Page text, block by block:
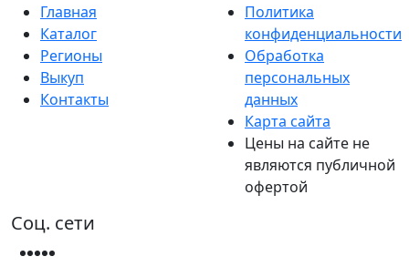
Главная
Каталог
Регионы
Выкуп
Контакты
Политика
конфиденциальности
Обработка
персональных
данных
Карта сайта
Цены на сайте не
являются публичной
офертой
Соц. сети